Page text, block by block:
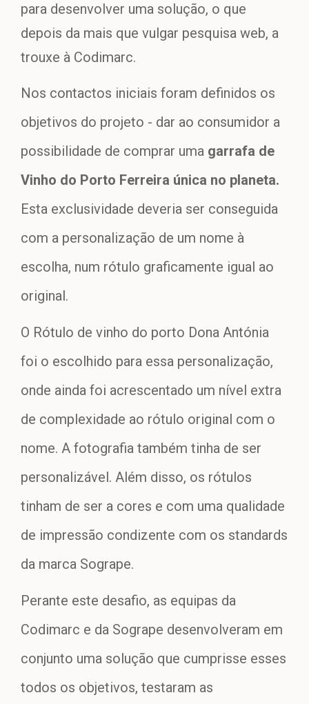
para desenvolver uma solução, o que
depois da mais que vulgar pesquisa web, a
trouxe à Codimarc.
Nos contactos iniciais foram definidos os
objetivos do projeto - dar ao consumidor a
possibilidade de comprar uma garrafa de
Vinho do Porto Ferreira única no planeta.
Esta exclusividade deveria ser conseguida
com a personalização de um nome à
escolha, num rótulo graficamente igual ao
original.
O Rótulo de vinho do porto Dona Antónia
foi o escolhido para essa personalização,
onde ainda foi acrescentado um nível extra
de complexidade ao rótulo original com o
nome. A fotografia também tinha de ser
personalizável. Além disso, os rótulos
tinham de ser a cores e com uma qualidade
de impressão condizente com os standards
da marca Sogrape.
Perante este desafio, as equipas da
Codimarc e da Sogrape desenvolveram em
conjunto uma solução que cumprisse esses
todos os objetivos, testaram as